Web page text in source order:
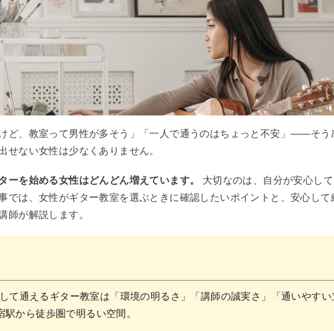
ど、教室って男性が多そう」「一人で通うのはちょっと不安」——そう
せない女性は少なくありません。
ーを始める女性はどんどん増えています。
大切なのは、自分が安心し
では、女性がギター教室を選ぶときに確認したいポイントと、安心して
師が解説します。
て通えるギター教室は「環境の明るさ」「講師の誠実さ」「通いやすい
から徒歩圏で明るい空間。